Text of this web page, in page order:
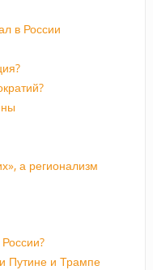
в России
а регионализм
Путине и Трампе